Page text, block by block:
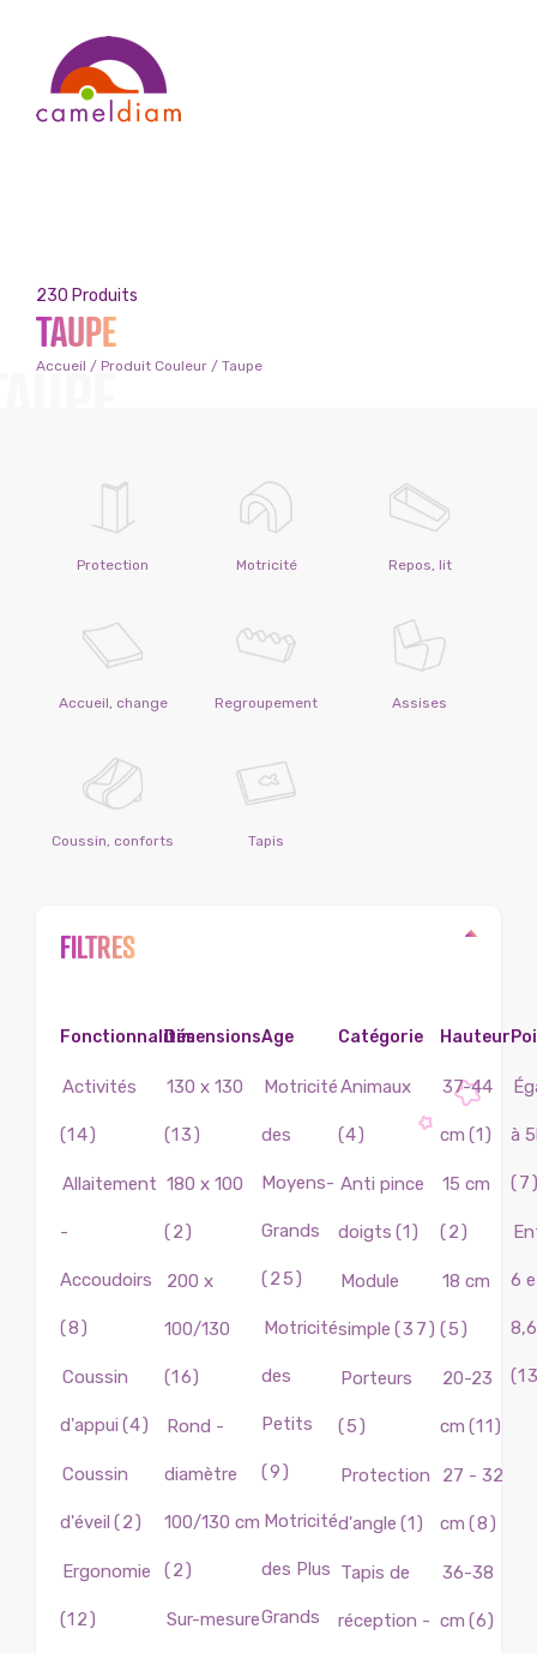
230 Produits
TAUPE
Accueil / Produit Couleur / Taupe
Protection Motricité Repos, lit
Accueil, change Regroupement Assises
Coussin, conforts Tapis
FILTRES
Fonctionnalités
Activités
(14)
Allaitement
-
Accoudoirs
(8)
Coussin
d'appui (4)
Coussin
d'éveil (2)
Ergonomie
(12)
Dimensions
130 x 130
(13)
180 x 100
(2)
200 x
100/130
(16)
Rond -
diamètre
100/130 cm
(2)
Sur-mesure
Age
Motricité
des
Moyens-
Grands
(25)
Motricité
des
Petits
(9)
Motricité
des Plus
Grands
Catégorie
Animaux
(4)
Anti pince
doigts (1)
Module
simple (37)
Porteurs
(5)
Protection
d'angle (1)
Tapis de
réception -
Hauteur
37-44
cm (1)
15 cm
(2)
18 cm
(5)
20-23
cm (11)
27 - 32
cm (8)
36-38
cm (6)
à
6